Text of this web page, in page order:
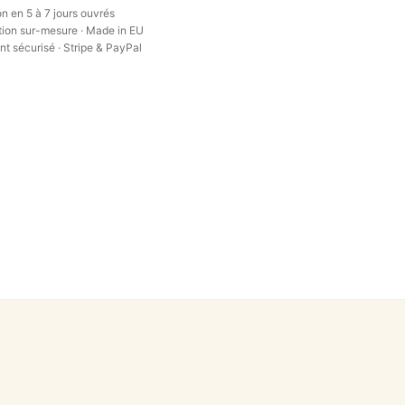
en 5 à 7 jours ouvrés
sur-mesure · Made in EU
sécurisé · Stripe & PayPal